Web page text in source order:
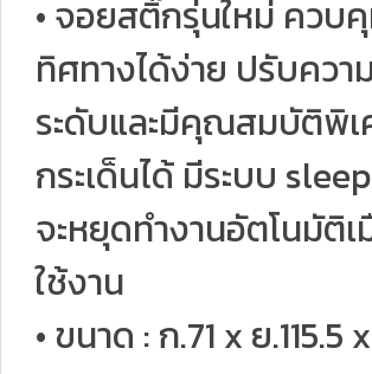
• จอยสติ๊กรุ่นใหม่ ควบ
ทิศทางได้ง่าย ปรับควา
ระดับและมีคุณสมบัติพิ
กระเด็นได้ มีระบบ
จะหยุดทำงานอัตโนมัติเ
ใช้งาน
• ขนาด : ก.71 x ย.115.5